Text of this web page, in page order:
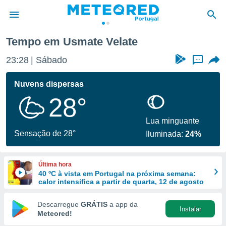
da
foi
fornecidas
a este
das
e
forma
digital
Tempo em Usmate Velate
23:28 Sábado ...
Nuvens dispersas
28°
Sensação de 28°
Lua minguante
Iluminada:24%
Última hora
40 ºC à vista em Portugal na próxima semana:
calor intensifica a partir de quarta, 12 de agosto
Descarregue GRÁTIS a app da
Meteored!
Instalar